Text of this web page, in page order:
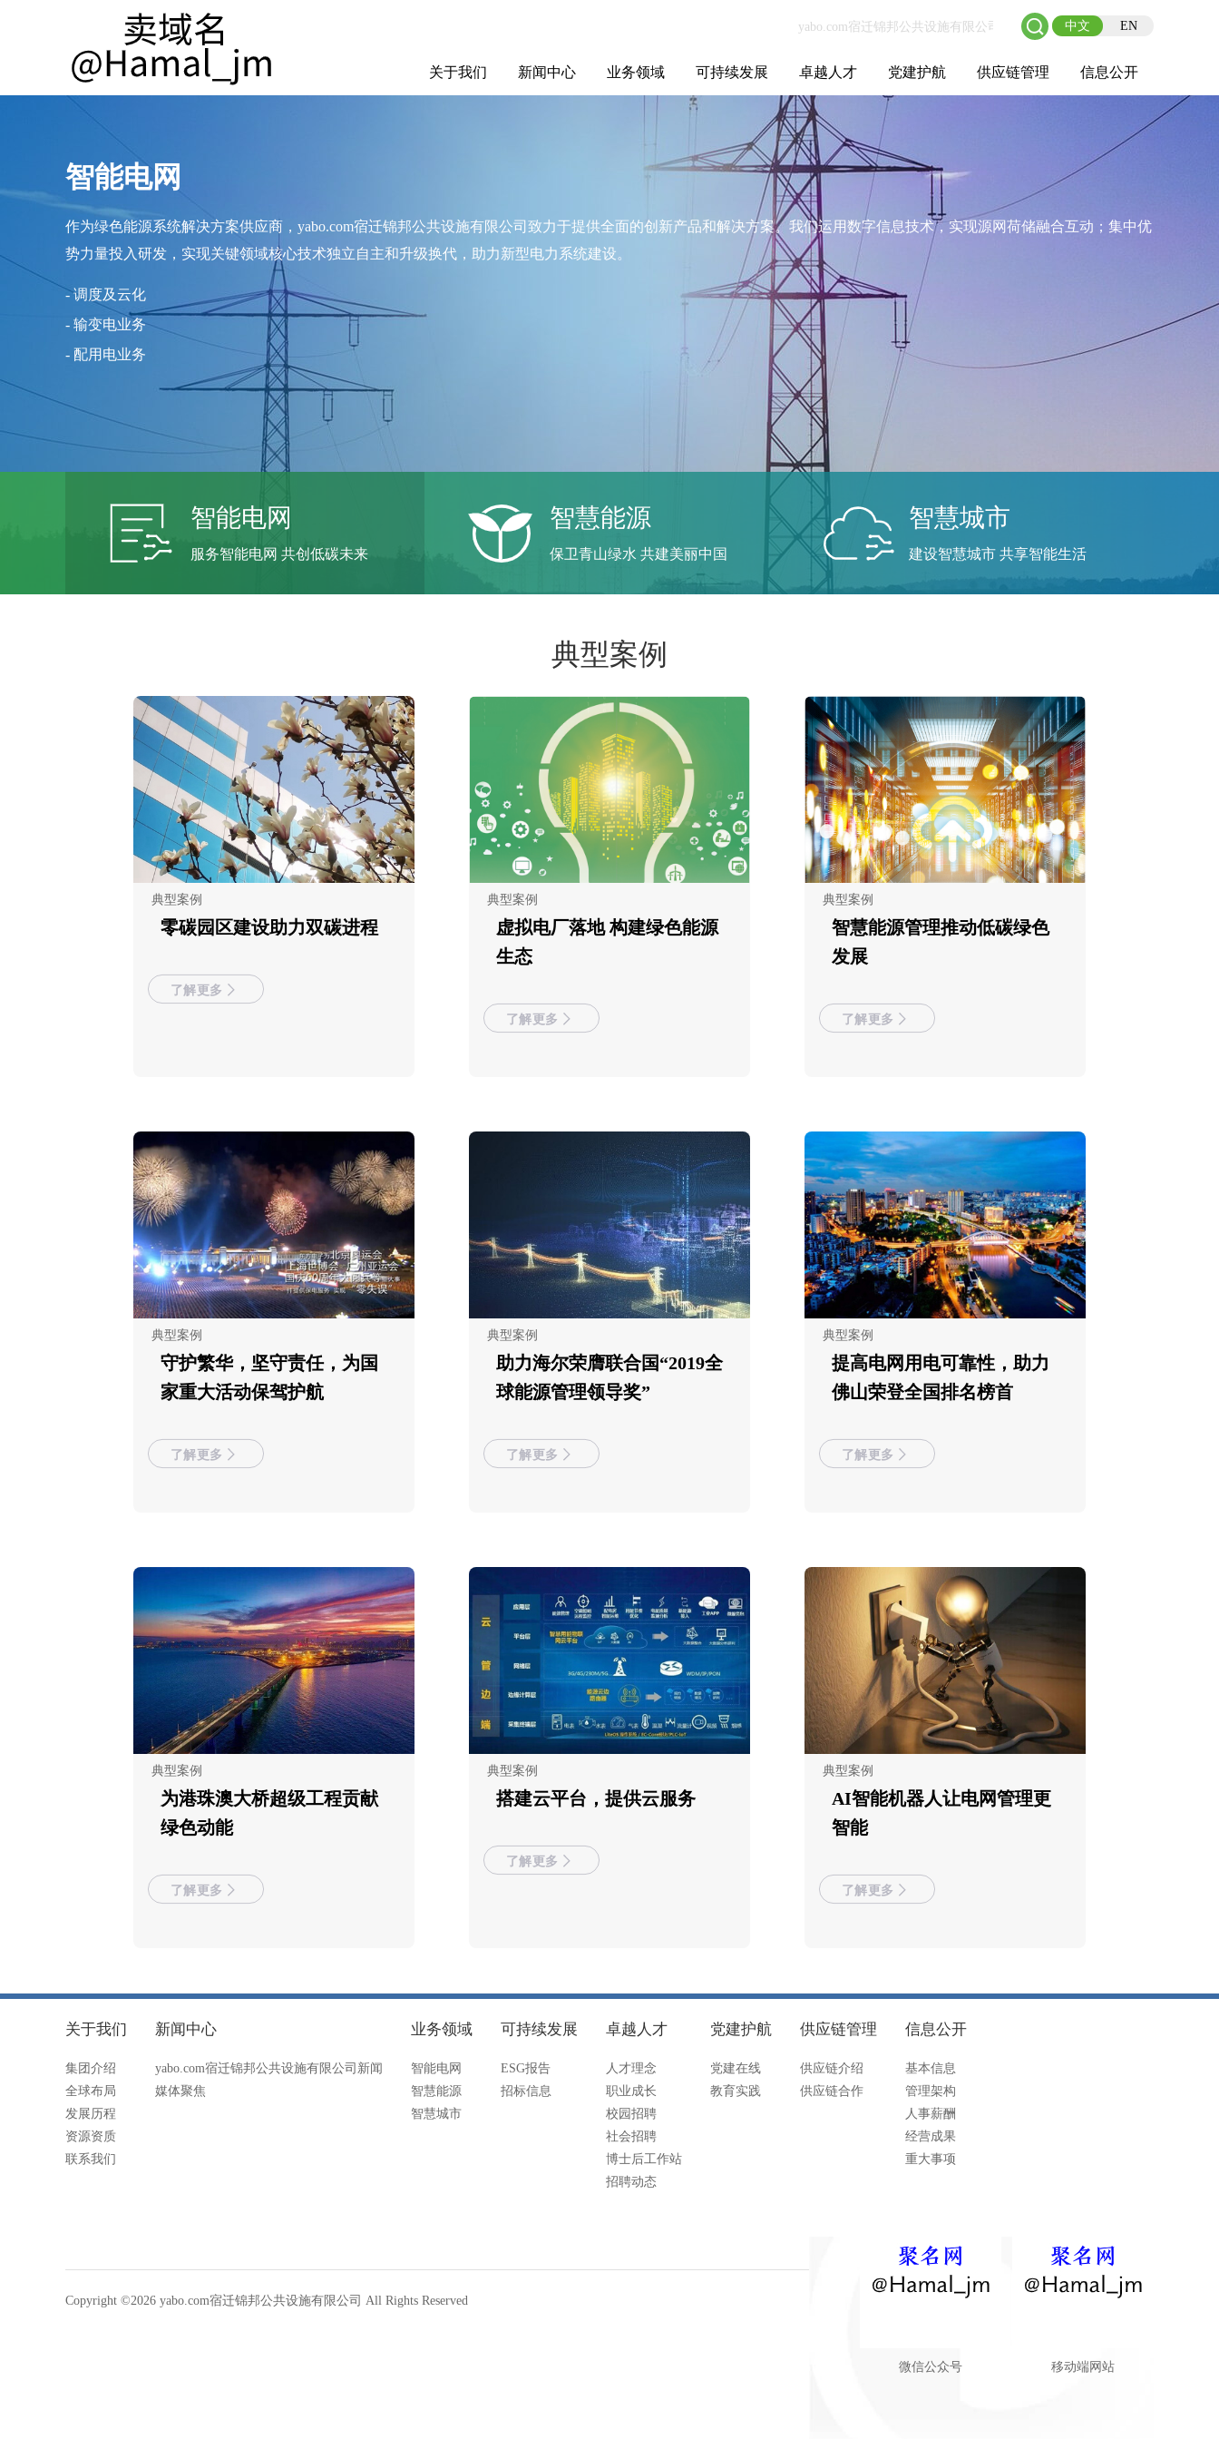
中文 EN
关于我们 新闻中心 业务领域 可持续发展 卓越人才
人才理念
职业成长
校园招聘
社会招聘
博士后工作站
招聘动态
党建护航 供应链管理 信息公开
智能电网
作为绿色能源系统解决方案供应商，yabo.com宿迁锦邦公共设施有限公司致力于提供全面的创新产品和解决方案。我们运用数字信息技术，实现源网荷储融合互动；集中优
势力量投入研发，实现关键领域核心技术独立自主和升级换代，助力新型电力系统建设。
- 调度及云化
- 输变电业务
- 配用电业务
智能电网
服务智能电网 共创低碳未来
智慧能源
保卫青山绿水 共建美丽中国
智慧城市
建设智慧城市 共享智能生活
典型案例
典型案例
零碳园区建设助力双碳进程
了解更多
典型案例
虚拟电厂落地 构建绿色能源
生态
了解更多
典型案例
智慧能源管理推动低碳绿色
发展
了解更多
典型案例
守护繁华，坚守责任，为国
家重大活动保驾护航
了解更多
典型案例
助力海尔荣膺联合国“2019全
球能源管理领导奖”
了解更多
典型案例
提高电网用电可靠性，助力
佛山荣登全国排名榜首
了解更多
典型案例
为港珠澳大桥超级工程贡献
绿色动能
了解更多
典型案例
搭建云平台，提供云服务
了解更多
典型案例
AI智能机器人让电网管理更
智能
了解更多
关于我们
集团介绍
全球布局
发展历程
资源资质
联系我们
新闻中心
yabo.com宿迁锦邦公共设施有限公司新闻
媒体聚焦
业务领域
智能电网
智慧能源
智慧城市
可持续发展
ESG报告
招标信息
卓越人才
人才理念
职业成长
校园招聘
社会招聘
博士后工作站
招聘动态
党建护航
党建在线
教育实践
供应链管理
供应链介绍
供应链合作
信息公开
基本信息
管理架构
人事薪酬
经营成果
重大事项
微信公众号 移动端网站
Copyright ©2026 yabo.com宿迁锦邦公共设施有限公司 All Rights Reserved